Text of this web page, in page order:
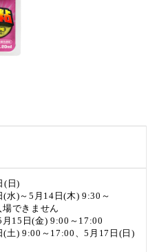
(日)
水)～5月14日(木) 9:30～
できません
15日(金) 9:00～17:00
土) 9:00～17:00、5月17日(日)